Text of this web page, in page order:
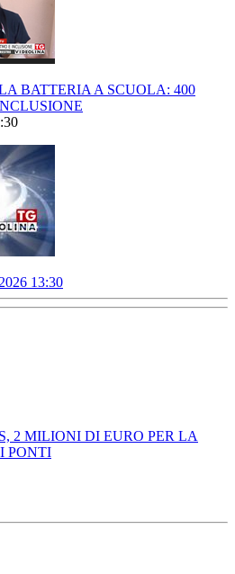
BATTERIA A SCUOLA: 400
13:30
2 MILIONI DI EURO PER LA
PONTI